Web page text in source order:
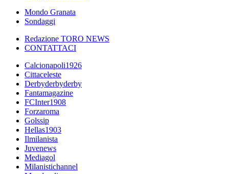
Mondo Granata
Sondaggi
Redazione TORO NEWS
CONTATTACI
Calcionapoli1926
Cittaceleste
Derbyderbyderby
Fantamagazine
FCInter1908
Forzaroma
Golssip
Hellas1903
Ilmilanista
Juvenews
Mediagol
Milanistichannel